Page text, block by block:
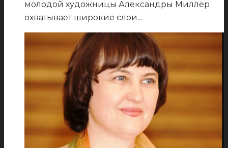
молодой художницы Александры Миллер
охватывает широкие слои...